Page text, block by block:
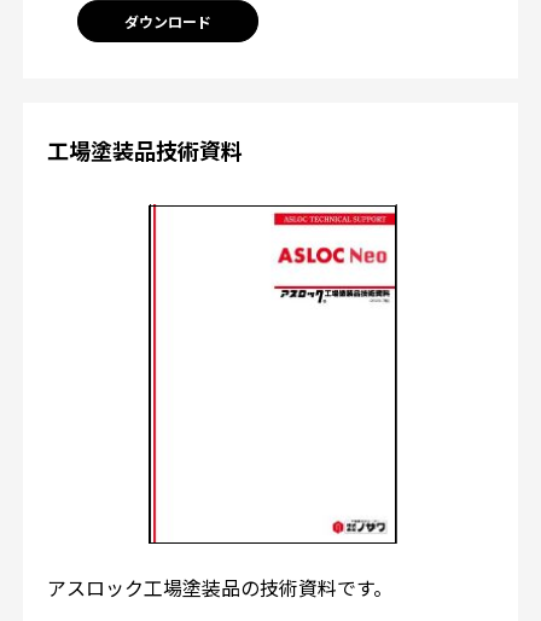
ダウンロード
工場塗装品技術資料
アスロック工場塗装品の技術資料です。